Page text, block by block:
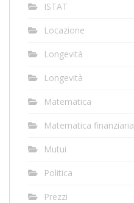
ISTAT
Locazione
Longevità
Longevità
Matematica
Matematica finanziaria
Mutui
Politica
Prezzi